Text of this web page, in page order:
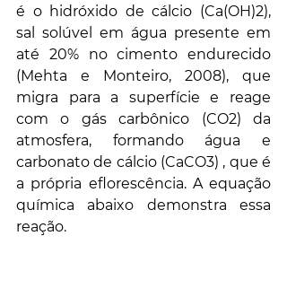
é o hidróxido de cálcio (Ca(OH)2),
sal solúvel em água presente em
até 20% no cimento endurecido
(Mehta e Monteiro, 2008), que
migra para a superfície e reage
com o gás carbônico (CO2) da
atmosfera, formando água e
carbonato de cálcio (CaCO3) , que é
a própria eflorescência. A equação
química abaixo demonstra essa
reação.